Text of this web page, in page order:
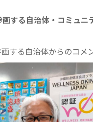
画する自治体・コミュニ
する自治体からのコメ